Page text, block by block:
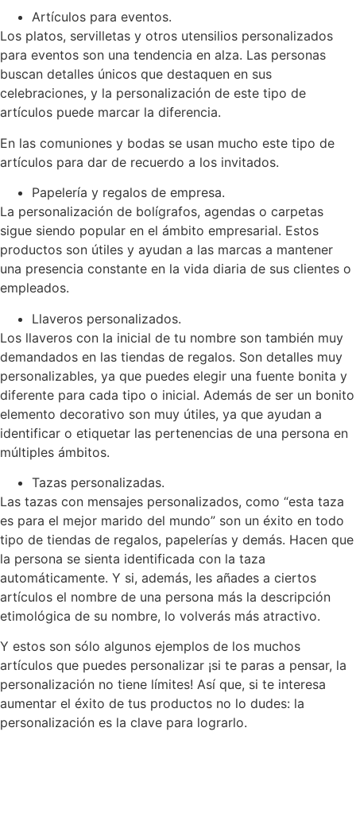
Artículos para eventos.
Los platos, servilletas y otros utensilios personalizados
para eventos son una tendencia en alza. Las personas
buscan detalles únicos que destaquen en sus
celebraciones, y la personalización de este tipo de
artículos puede marcar la diferencia.
En las comuniones y bodas se usan mucho este tipo de
artículos para dar de recuerdo a los invitados.
Papelería y regalos de empresa.
La personalización de bolígrafos, agendas o carpetas
sigue siendo popular en el ámbito empresarial. Estos
productos son útiles y ayudan a las marcas a mantener
una presencia constante en la vida diaria de sus clientes o
empleados.
Llaveros personalizados.
Los llaveros con la inicial de tu nombre son también muy
demandados en las tiendas de regalos. Son detalles muy
personalizables, ya que puedes elegir una fuente bonita y
diferente para cada tipo o inicial. Además de ser un bonito
elemento decorativo son muy útiles, ya que ayudan a
identificar o etiquetar las pertenencias de una persona en
múltiples ámbitos.
Tazas personalizadas.
Las tazas con mensajes personalizados, como “esta taza
es para el mejor marido del mundo” son un éxito en todo
tipo de tiendas de regalos, papelerías y demás. Hacen que
la persona se sienta identificada con la taza
automáticamente. Y si, además, les añades a ciertos
artículos el nombre de una persona más la descripción
etimológica de su nombre, lo volverás más atractivo.
Y estos son sólo algunos ejemplos de los muchos
artículos que puedes personalizar ¡si te paras a pensar, la
personalización no tiene límites! Así que, si te interesa
aumentar el éxito de tus productos no lo dudes: la
personalización es la clave para lograrlo.